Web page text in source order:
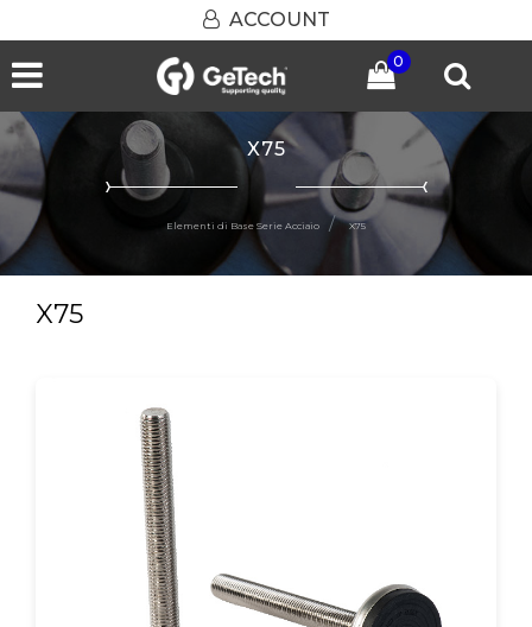
ACCOUNT
Open menu 0
X75
Elementi di Base Serie Acciaio X75
X75